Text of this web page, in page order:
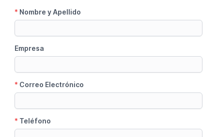
* Nombre y Apellido
Empresa
* Correo Electrónico
* Teléfono